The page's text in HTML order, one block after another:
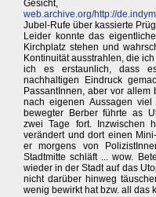
web.archive.org/http://
Jubel-Rufe über kassierte
Leider konnte das
Kirchplatz stehen und
Kontinuität ausstrahlen, die
ich es erstaunlich, dass
nachhaltigen Eindruck
PassantInnen, aber vor
nach eigenen Aussagen
bewegter Berber führte as
zwei Tage fort. Inzwischen
verändert und dort einen
er morgens von
Stadtmitte schläft ... wow.
wieder in der Stadt auf das
nicht darüber hinweg
wenig bewirkt hat bzw. all das